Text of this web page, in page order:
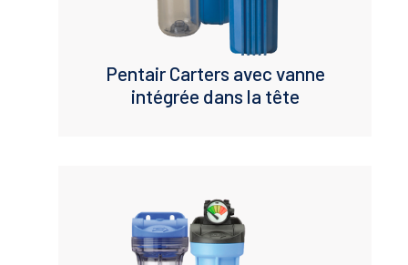
Pentair Carters avec vanne
intégrée dans la tête